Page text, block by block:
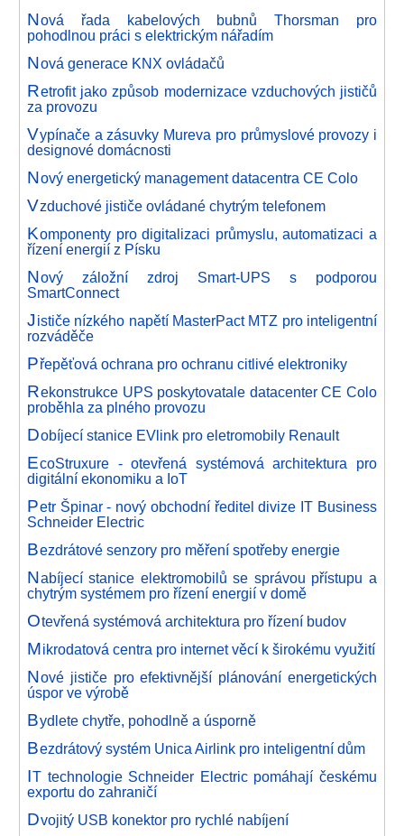
Nová řada kabelových bubnů Thorsman pro
pohodlnou práci s elektrickým nářadím
Nová generace KNX ovládačů
Retrofit jako způsob modernizace vzduchových jističů
za provozu
Vypínače a zásuvky Mureva pro průmyslové provozy i
designové domácnosti
Nový energetický management datacentra CE Colo
Vzduchové jističe ovládané chytrým telefonem
Komponenty pro digitalizaci průmyslu, automatizaci a
řízení energií z Písku
Nový záložní zdroj Smart-UPS s podporou
SmartConnect
Jističe nízkého napětí MasterPact MTZ pro inteligentní
rozváděče
Přepěťová ochrana pro ochranu citlivé elektroniky
Rekonstrukce UPS poskytovatale datacenter CE Colo
proběhla za plného provozu
Dobíjecí stanice EVlink pro eletromobily Renault
EcoStruxure - otevřená systémová architektura pro
digitální ekonomiku a IoT
Petr Špinar - nový obchodní ředitel divize IT Business
Schneider Electric
Bezdrátové senzory pro měření spotřeby energie
Nabíjecí stanice elektromobilů se správou přístupu a
chytrým systémem pro řízení energií v domě
Otevřená systémová architektura pro řízení budov
Mikrodatová centra pro internet věcí k širokému využití
Nové jističe pro efektivnější plánování energetických
úspor ve výrobě
Bydlete chytře, pohodlně a úsporně
Bezdrátový systém Unica Airlink pro inteligentní dům
IT technologie Schneider Electric pomáhají českému
exportu do zahraničí
Dvojitý USB konektor pro rychlé nabíjení